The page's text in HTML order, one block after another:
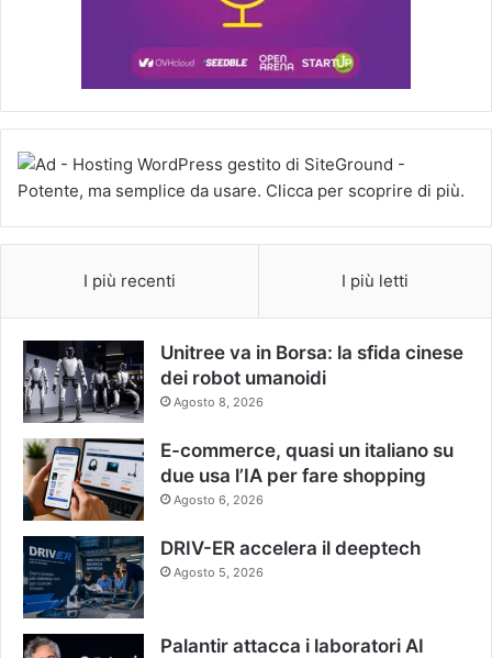
I più recenti I più letti
Unitree va in Borsa: la sfida cinese
dei robot umanoidi
Agosto 8, 2026
E-commerce, quasi un italiano su
due usa l’IA per fare shopping
Agosto 6, 2026
DRIV-ER accelera il deeptech
Agosto 5, 2026
Palantir attacca i laboratori AI